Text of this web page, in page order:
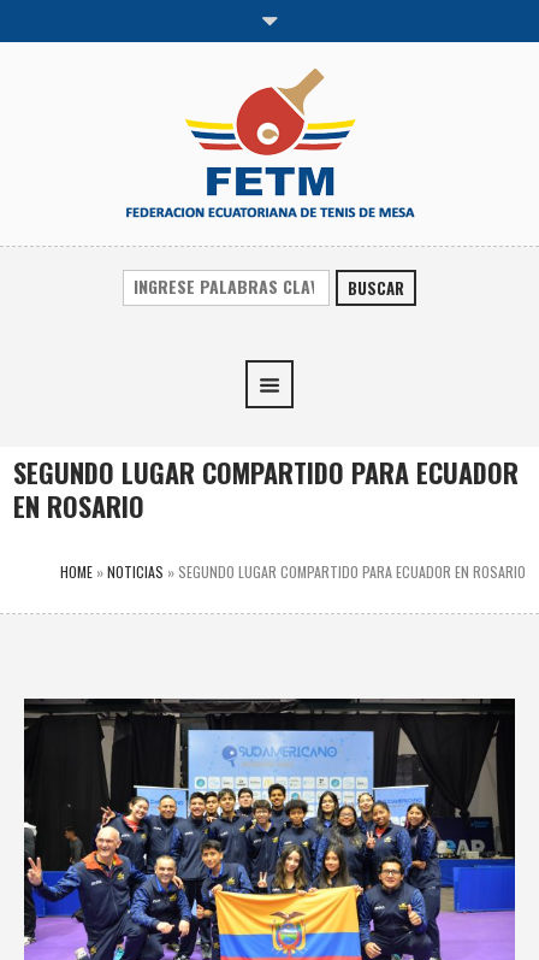
BUSCAR
SEGUNDO LUGAR COMPARTIDO PARA ECUADOR
EN ROSARIO
HOME»NOTICIAS » SEGUNDO LUGAR COMPARTIDO PARA ECUADOR EN ROSARIO